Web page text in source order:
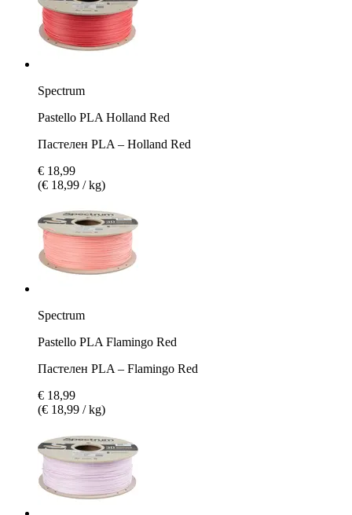
Spectrum
Pastello PLA Holland Red
Пастелен PLA – Holland Red
€ 18,99
(€ 18,99 / kg)
Spectrum
Pastello PLA Flamingo Red
Пастелен PLA – Flamingo Red
€ 18,99
(€ 18,99 / kg)